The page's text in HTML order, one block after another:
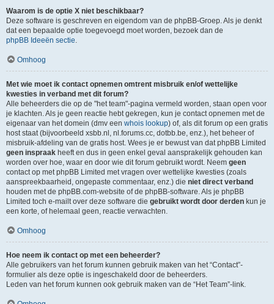
Waarom is de optie X niet beschikbaar?
Deze software is geschreven en eigendom van de phpBB-Groep. Als je denkt
dat een bepaalde optie toegevoegd moet worden, bezoek dan de
phpBB Ideeën sectie.
Omhoog
Met wie moet ik contact opnemen omtrent misbruik en/of wettelijke
kwesties in verband met dit forum?
Alle beheerders die op de "het team"-pagina vermeld worden, staan open voor
je klachten. Als je geen reactie hebt gekregen, kun je contact opnemen met de
eigenaar van het domein (dmv een whois lookup) of, als dit forum op een gratis
host staat (bijvoorbeeld xsbb.nl, nl.forums.cc, dotbb.be, enz.), het beheer of
misbruik-afdeling van de gratis host. Wees je er bewust van dat phpBB Limited
geen inspraak heeft en dus in geen enkel geval aansprakelijk gehouden kan
worden over hoe, waar en door wie dit forum gebruikt wordt. Neem geen
contact op met phpBB Limited met vragen over wettelijke kwesties (zoals
aanspreekbaarheid, ongepaste commentaar, enz.) die niet direct verband
houden met de phpBB.com-website of de phpBB-software. Als je phpBB
Limited toch e-mailt over deze software die gebruikt wordt door derden kun je
een korte, of helemaal geen, reactie verwachten.
Omhoog
Hoe neem ik contact op met een beheerder?
Alle gebruikers van het forum kunnen gebruik maken van het “Contact”-
formulier als deze optie is ingeschakeld door de beheerders.
Leden van het forum kunnen ook gebruik maken van de “Het Team”-link.